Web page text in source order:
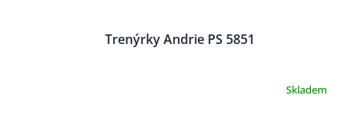
Trenýrky Andrie PS 5851
Skladem